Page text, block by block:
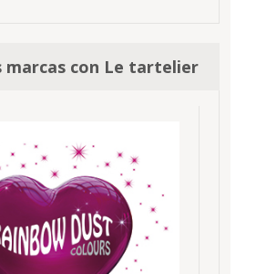
marcas con Le tartelier